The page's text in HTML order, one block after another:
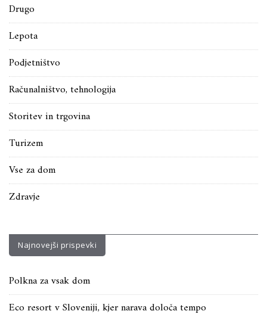
Drugo
Lepota
Podjetništvo
Računalništvo, tehnologija
Storitev in trgovina
Turizem
Vse za dom
Zdravje
Najnovejši prispevki
Polkna za vsak dom
Eco resort v Sloveniji, kjer narava določa tempo